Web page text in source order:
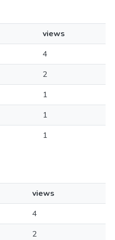
views
4
2
1
1
1
views
4
2